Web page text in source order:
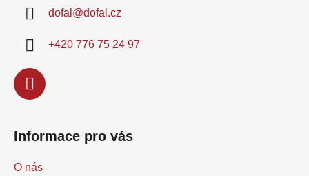
dofal @dofal.cz
+420 776 75 24 97
Informace pro vás
O nás